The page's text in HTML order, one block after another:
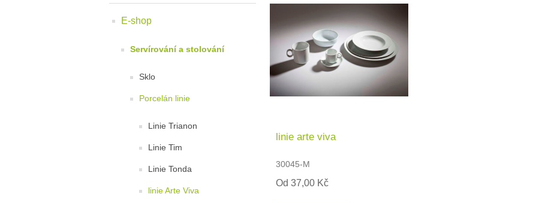
E-shop
Servírování a stolování
Sklo
Porcelán linie
Linie Trianon
Linie Tim
Linie Tonda
linie Arte Viva
linie arte viva
30045-M
Od 37,00 Kč